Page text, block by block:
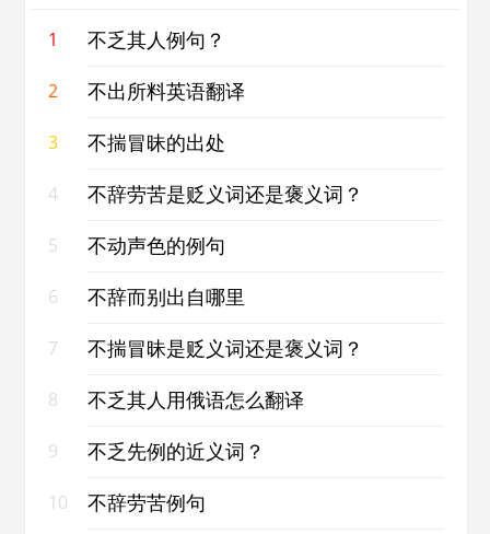
1 不乏其人例句？
2 不出所料英语翻译
3 不揣冒昧的出处
4 不辞劳苦是贬义词还是褒义词？
5 不动声色的例句
6 不辞而别出自哪里
7 不揣冒昧是贬义词还是褒义词？
8 不乏其人用俄语怎么翻译
9 不乏先例的近义词？
10 不辞劳苦例句